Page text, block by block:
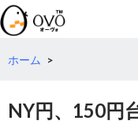
検
索
コ
テホーム >
NY円、150円